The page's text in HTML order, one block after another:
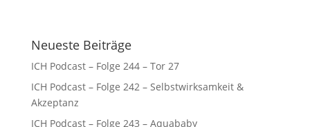
Neueste Beiträge
ICH Podcast – Folge 244 – Tor 27
ICH Podcast – Folge 242 – Selbstwirksamkeit &
Akzeptanz
ICH Podcast – Folge 243 – Aquababy